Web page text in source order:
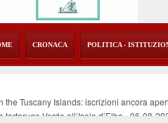
CRONACA POLITICA -
the Tuscany Islands: iscrizioni ancora
tartaruga Verde all’Isola d’Elba-06-08-